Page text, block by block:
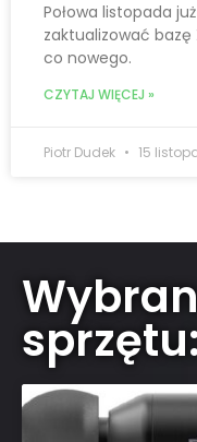
Połowa listopada
zaktualizować bazę
co nowego.
CZYTAJ WIĘCEJ »
Piotr Dudek 15
sprzętu: